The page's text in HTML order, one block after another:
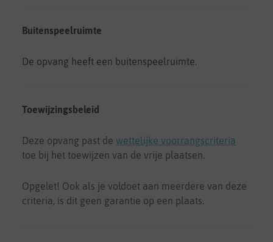
Buitenspeelruimte
De opvang heeft een buitenspeelruimte.
Toewijzingsbeleid
Deze opvang past de wettelijke voorrangscriteria
toe bij het toewijzen van de vrije plaatsen.
Opgelet! Ook als je voldoet aan meerdere van deze
criteria, is dit geen garantie op een plaats.